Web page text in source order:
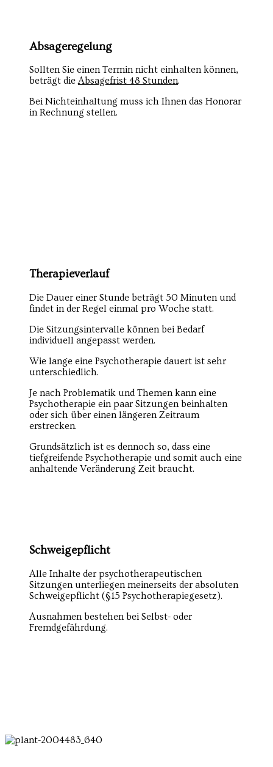
Absageregelung
Sollten Sie einen Termin nicht einhalten können,
beträgt dieAbsagefrist 48 Stunden.
Bei Nichteinhaltung muss ich Ihnen das Honorar
in Rechnung stellen.
Therapieverlauf
Die Dauer einer Stunde beträgt 50 Minuten und
findet in der Regel einmal pro Woche statt.
Die Sitzungsintervalle können bei Bedarf
individuell angepasst werden.
Wie lange eine Psychotherapie dauert ist sehr
unterschiedlich.
Je nach Problematik und Themen kann eine
Psychotherapie ein paar Sitzungen beinhalten
oder sich über einen längeren Zeitraum
erstrecken.
Grundsätzlich ist es dennoch so, dass eine
tiefgreifende Psychotherapie und somit auch eine
anhaltende Veränderung Zeit braucht.
Schweigepflicht
Alle Inhalte der psychotherapeutischen
Sitzungen unterliegen meinerseits der absoluten
Schweigepflicht (§15 Psychotherapiegesetz).
Ausnahmen bestehen bei Selbst- oder
Fremdgefährdung.